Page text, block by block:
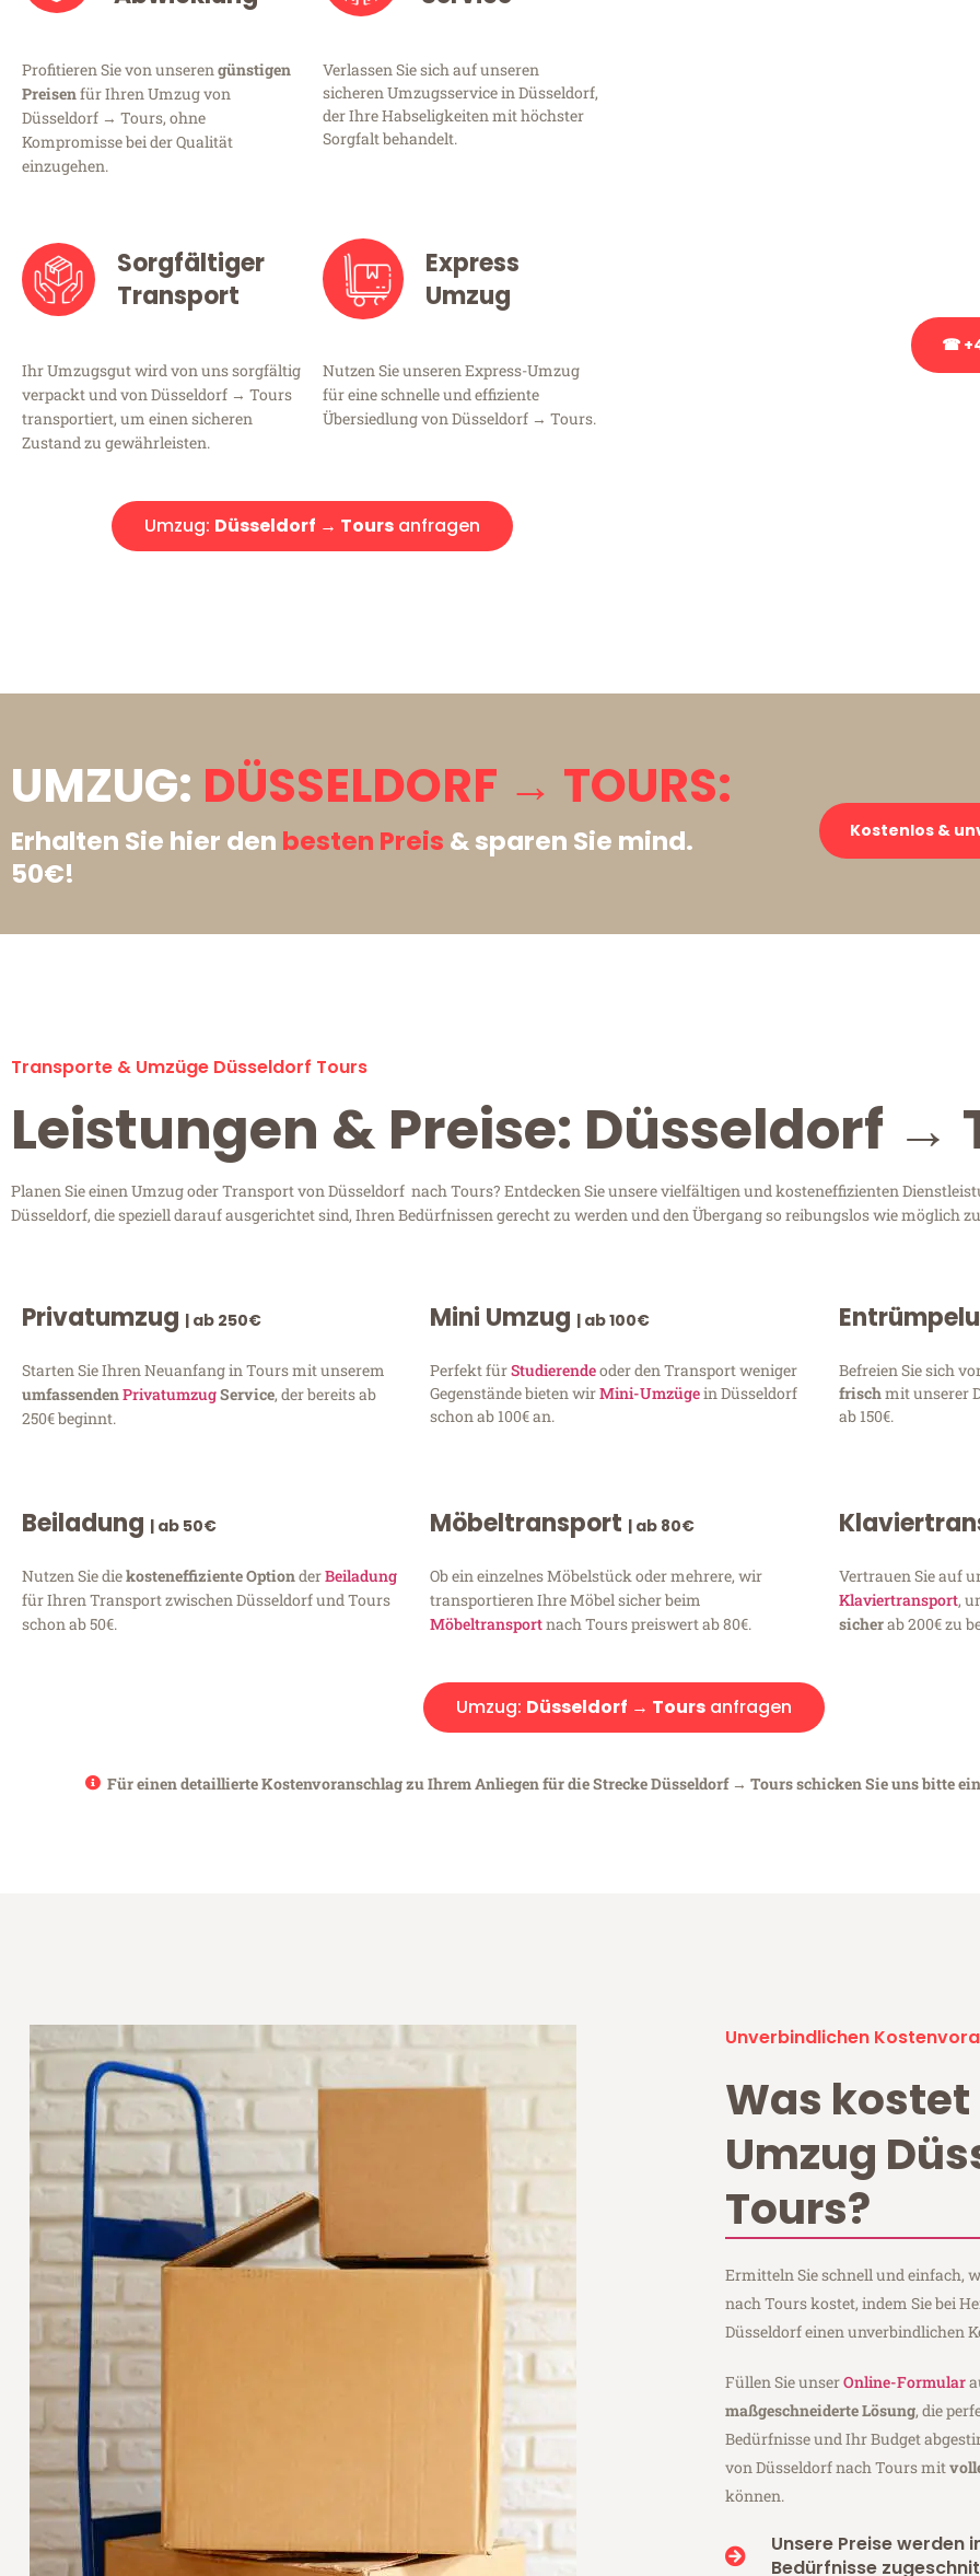
Profitieren Sie von unserengünstigen
Preisenfür Ihren Umzug von
Düsseldorf → Tours, ohne
Kompromisse bei der Qualität
einzugehen.
Verlassen Sie sich auf unseren
sicheren Umzugsservice in Düsseldorf,
der Ihre Habseligkeiten mit höchster
Sorgfalt behandelt.
Sorgfältiger
Transport
Ihr Umzugsgut wird von uns sorgfältig
verpackt und von Düsseldorf → Tours
transportiert, um einen sicheren
Zustand zu gewährleisten.
Express
Umzug
Nutzen Sie unseren Express-Umzug
für eine schnelle und effiziente
Übersiedlung von Düsseldorf → Tours.
Umzug: Düsseldorf → Toursanfragen
☎
UMZUG: DÜSSELDORF → TOURS:
Erhalten Sie hier den besten Preis & sparen Sie mind.
50€!
Kostenlos &
Transporte & Umzüge Düsseldorf Tours
Leistungen & Preise: Düsseldorf →
Planen Sie einen Umzug oder Transport von Düsseldorf nach Tours? Entdecken Sie unsere vielfältigen und kosteneffizienten
Düsseldorf, die speziell darauf ausgerichtet sind, Ihren Bedürfnissen gerecht zu werden und den Übergang so reibungslos wie möglich
Privatumzug | ab 250€
Starten Sie Ihren Neuanfang in Tours mit unserem
umfassendenPrivatumzugService, der bereits ab
250€ beginnt.
Mini Umzug | ab 100€
Perfekt fürStudierendeoder den Transport weniger
Gegenstände bieten wirMini-Umzügein Düsseldorf
schon ab 100€ an.
Befreien Sie sich
frischmit unserer
ab 150€.
Beiladung | ab 50€
Nutzen Sie diekosteneffiziente OptionderBeiladung
für Ihren Transport zwischen Düsseldorf und Tours
schon ab 50€.
Möbeltransport | ab 80€
Ob ein einzelnes Möbelstück oder mehrere, wir
transportieren Ihre Möbel sicher beim
Möbeltransportnach Tours preiswert ab 80€.
Vertrauen Sie auf
Klaviertransport,
sicherab 200€ zu
Umzug: Düsseldorf → Toursanfragen
Für einen detaillierte Kostenvoranschlag zu Ihrem Anliegen für die Strecke Düsseldorf → Tours schicken Sie uns bitte
Unverbindlichen
Was kostet
Umzug
Tours?
Ermitteln Sie schnell und einfach,
nach Tours kostet, indem Sie bei
Düsseldorf einen unverbindlichen
Füllen Sie unserOnline-Formular
maßgeschneiderte Lösung, die
Bedürfnisse und Ihr Budget
von Düsseldorf nach Tours mit
können.
Unsere Preise werden
Bedürfnisse